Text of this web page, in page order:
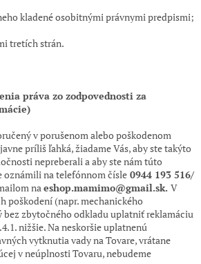
kladené osobitnými právnymi predpismi;
tretích strán.
práva zo zodpovednosti za
v porušenom alebo poškodenom
príliš ľahká, žiadame Vás, aby ste takýto
nepreberali a aby ste nám túto
oznámili na telefónnom čísle 0944 193 516/
na eshop.mamimo@gmail.sk. V
poškodení (napr. mechanického
bez zbytočného odkladu uplatniť reklamáciu
nižšie. Na neskoršie uplatnenú
vytknutia vady na Tovare, vrátane
v neúplnosti Tovaru, nebudeme